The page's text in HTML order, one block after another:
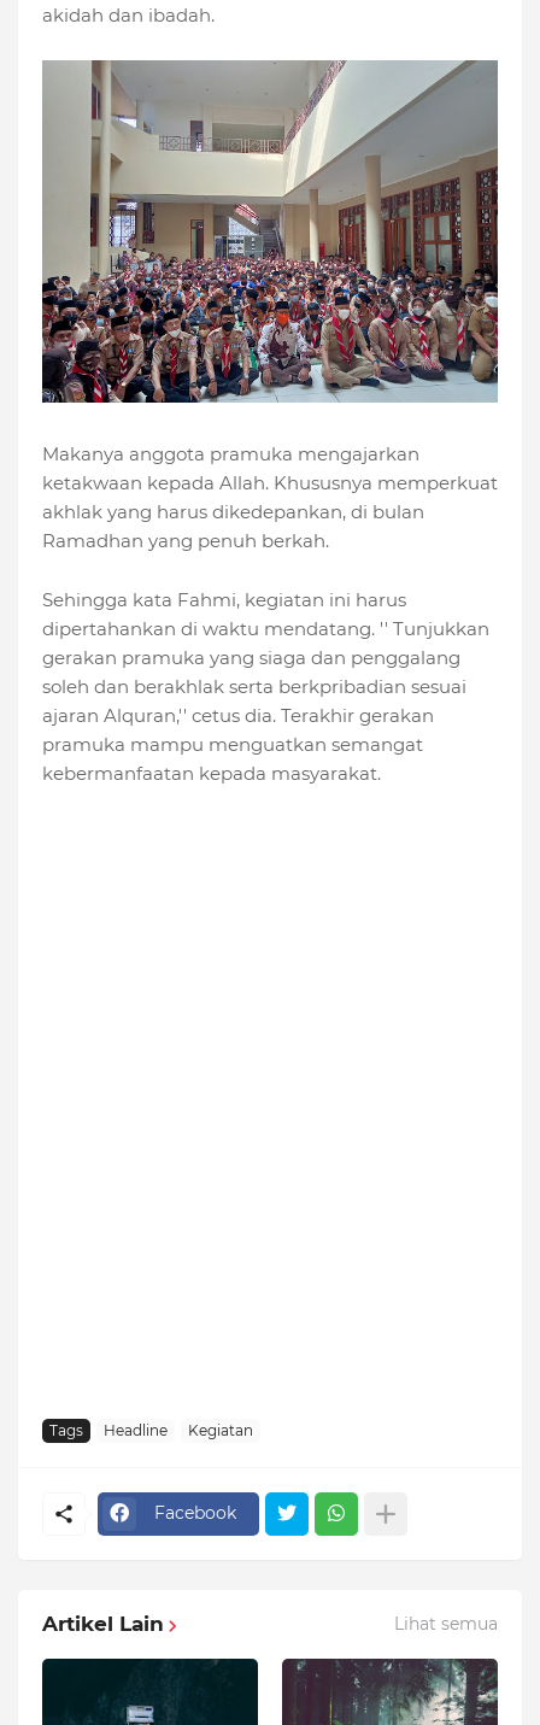
akidah dan ibadah.
Makanya anggota pramuka mengajarkan
ketakwaan kepada Allah. Khususnya memperkuat
akhlak yang harus dikedepankan, di bulan
Ramadhan yang penuh berkah.
Sehingga kata Fahmi, kegiatan ini harus
dipertahankan di waktu mendatang. '' Tunjukkan
gerakan pramuka yang siaga dan penggalang
soleh dan berakhlak serta berkpribadian sesuai
ajaran Alquran,'' cetus dia. Terakhir gerakan
pramuka mampu menguatkan semangat
kebermanfaatan kepada masyarakat.
Tags Headline Kegiatan
Facebook
Artikel Lain Lihat semua